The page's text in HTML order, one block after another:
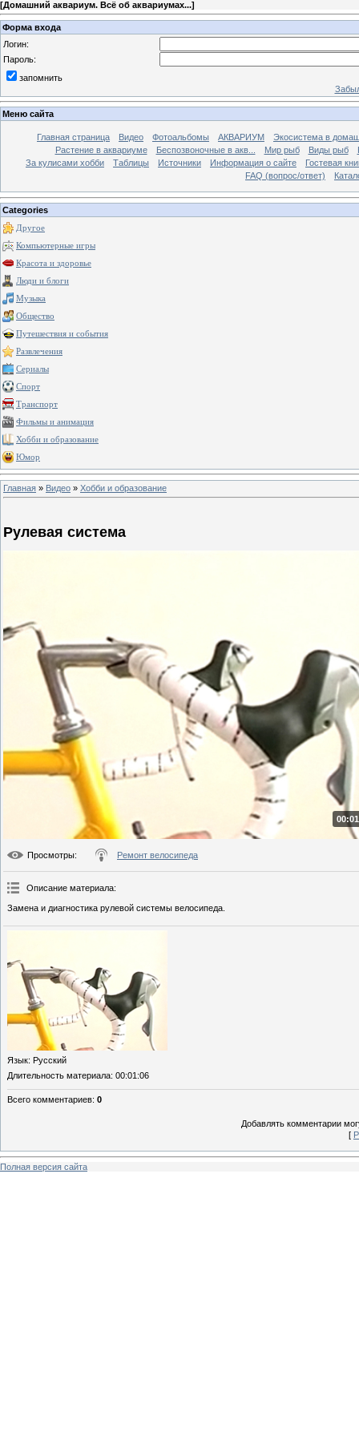
[Домашний аквариум. Всё об аквариумах...]
Форма входа
Логин:
Пароль:
запомнить
Меню сайта
Главная страница Видео Фотоальбомы АКВАРИУМ
Экосистема в
Растение в аквариуме
Беспозвоночные в акв... Мир рыб Виды рыб
За кулисами хобби
Таблицы Источники Информация о сайте
Гостевая
FAQ (вопрос/ответ)
Categories
Другое
Компьютерные игры
Красота и здоровье
Люди и блоги
Музыка
Общество
Путешествия и события
Развлечения
Сериалы
Спорт
Транспорт
Фильмы и анимация
Хобби и образование
Юмор
Главная » Видео » Хобби и образование
Рулевая система
Просмотры: Ремонт велосипеда
Описание материала:
Замена и диагностика рулевой системы велосипеда.
Язык: Русский
Длительность материала: 00:01:06
Всего комментариев: 0
Добавлять комментарии
[
Полная версия сайта